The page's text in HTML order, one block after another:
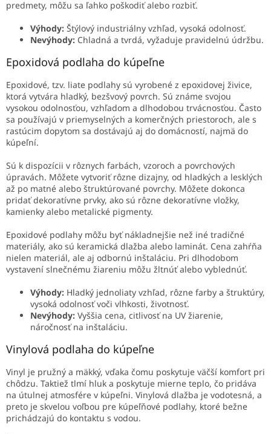
predmety, môžu sa ľahko poškodiť alebo rozbiť.
Výhody: Štýlový industriálny vzhľad, vysoká odolnosť.
Nevýhody: Chladná a tvrdá, vyžaduje pravidelnú údržbu.
Epoxidová podlaha do kúpeľne
Epoxidové, tzv. liate podlahy sú vyrobené z epoxidovej živice,
ktorá vytvára hladký, bezšvový povrch. Sú známe svojou
vysokou odolnosťou, vzhľadom a dlhodobou trvácnosťou. Často
sa používajú v priemyselných a komerčných priestoroch, ale s
rastúcim dopytom sa dostávajú aj do domácností, najmä do
kúpeľní.
Sú k dispozícii v rôznych farbách, vzoroch a povrchových
úpravách. Môžete vytvoriť rôzne dizajny, od hladkých a lesklých
až po matné alebo štruktúrované povrchy. Môžete dokonca
pridať dekoratívne prvky, ako sú rôzne dekoratívne vložky,
kamienky alebo metalické pigmenty.
Epoxidové podlahy môžu byť nákladnejšie než iné tradičné
materiály, ako sú keramická dlažba alebo laminát. Cena zahŕňa
nielen materiál, ale aj odbornú inštaláciu. Pri dlhodobom
vystavení slnečnému žiareniu môžu žltnúť alebo vyblednúť.
Výhody: Hladký jednoliaty vzhľad, rôzne farby a štruktúry,
vysoká odolnosť voči vlhkosti, životnosť.
Nevýhody: Vyššia cena, citlivosť na UV žiarenie,
náročnosť na inštaláciu.
Vinylová podlaha do kúpeľne
Vinyl je pružný a mäkký, vďaka čomu poskytuje väčší komfort pri
chôdzu. Taktiež tlmí hluk a poskytuje mierne teplo, čo pridáva
na útulnej atmosfére v kúpeľni. Vinylová dlažba je vodotesná, a
preto je skvelou voľbou pre kúpeľňové podlahy, ktoré bežne
prichádzajú do kontaktu s vodou.